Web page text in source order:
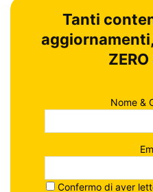
Tanti
Nome &
Confermo di aver